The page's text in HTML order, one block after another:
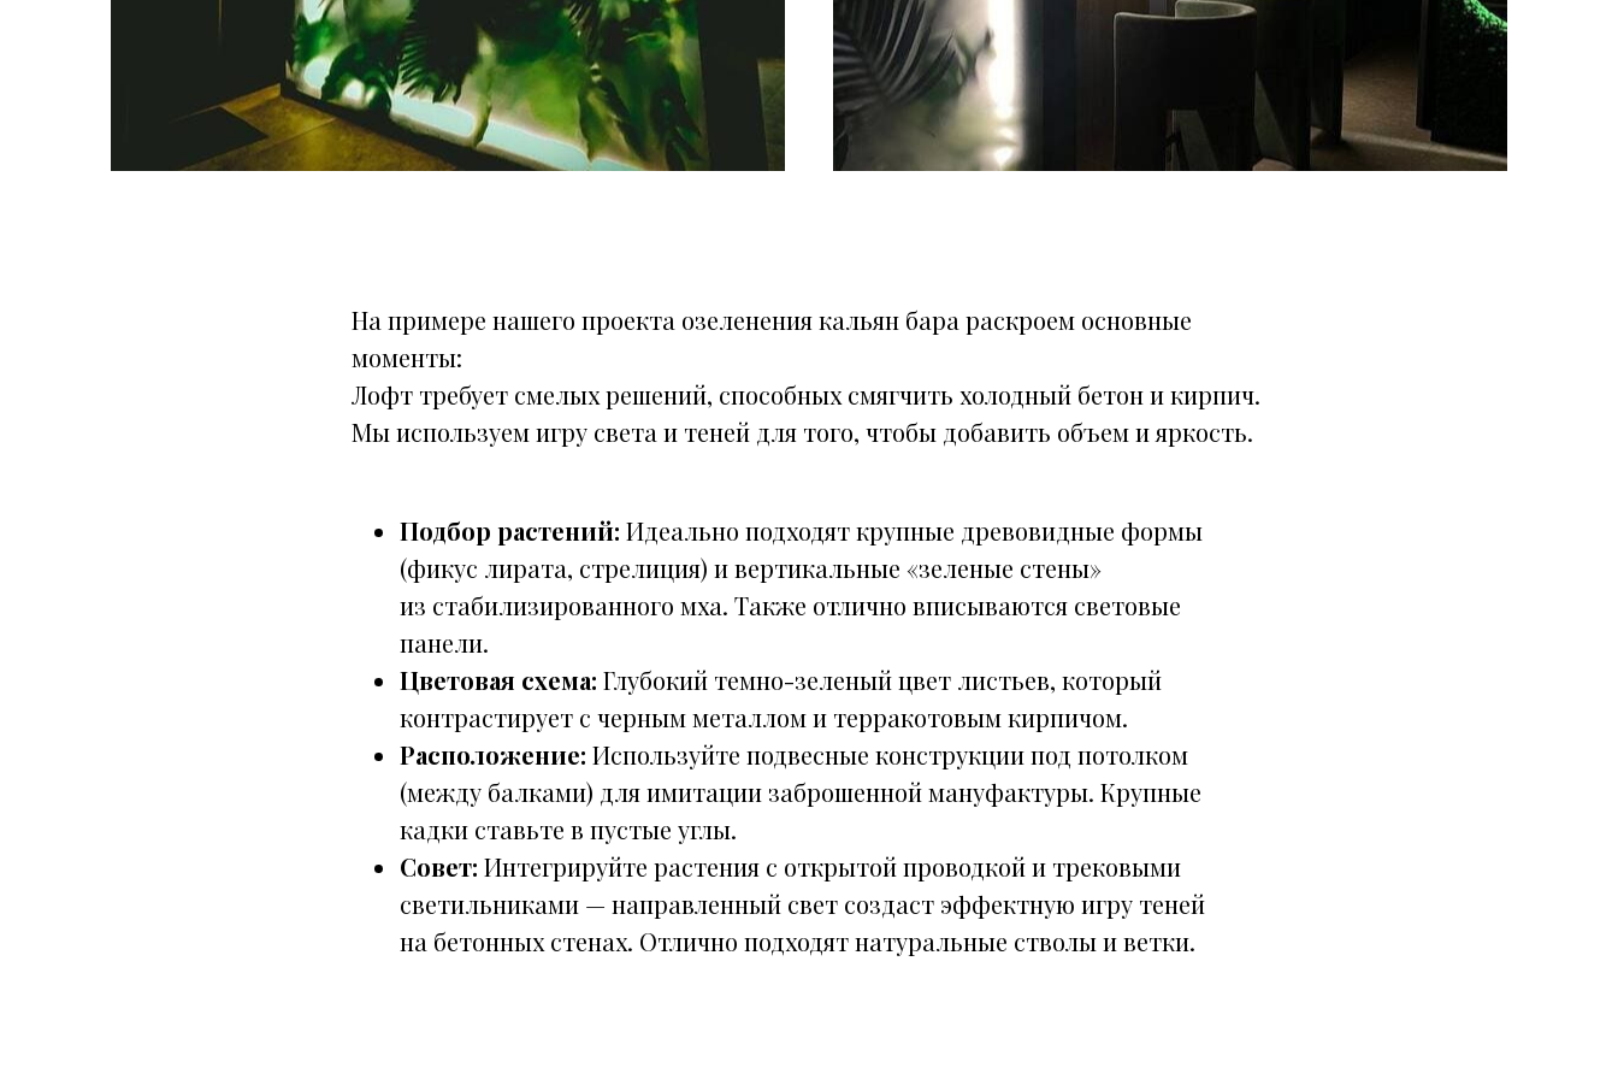
На примере нашего проекта озеленения кальян бара раскроем основные
моменты:
Лофт требует смелых решений, способных смягчить холодный бетон и кирпич.
Мы используем игру света и теней для того, чтобы добавить объем и яркость.
Подбор растений: Идеально подходят крупные древовидные формы
(фикус лирата, стрелиция) и вертикальные «зеленые стены»
из стабилизированного мха. Также отлично вписываются световые
панели.
Цветовая схема: Глубокий темно-зеленый цвет листьев, который
контрастирует с черным металлом и терракотовым кирпичом.
Расположение: Используйте подвесные конструкции под потолком
(между балками) для имитации заброшенной мануфактуры. Крупные
кадки ставьте в пустые углы.
Совет: Интегрируйте растения с открытой проводкой и трековыми
светильниками — направленный свет создаст эффектную игру теней
на бетонных стенах. Отлично подходят натуральные стволы и ветки.